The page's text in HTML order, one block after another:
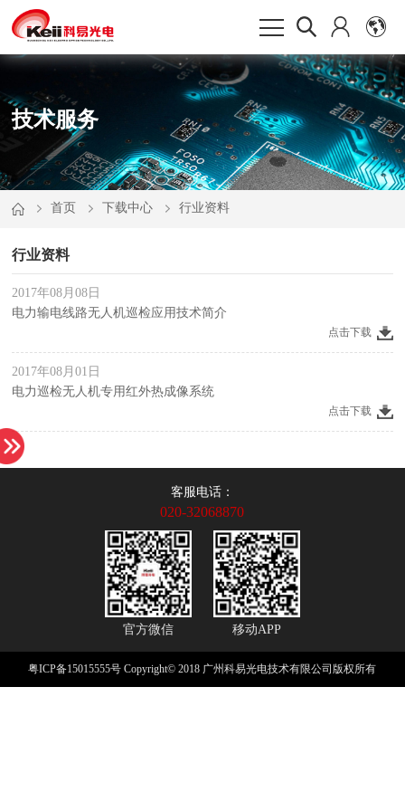
技术服务
首页 下载中心 行业资料
行业资料
2017年08月08日
电力输电线路无人机巡检应用技术简介
点击下载
2017年08月01日
电力巡检无人机专用红外热成像系统
点击下载
客服电话：
020-32068870
官方微信 移动APP
粤ICP备15015555号 Copyright© 2018 广州科易光电技术有限公司版权所有